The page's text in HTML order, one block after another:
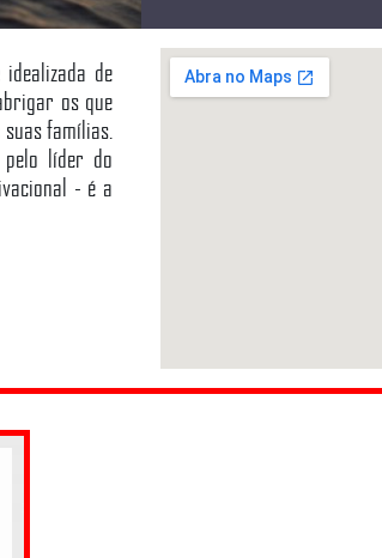
de
os que
famílias.
pelo líder do
- é a